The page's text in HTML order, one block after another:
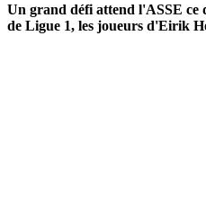
Un grand défi attend l'ASSE ce
de Ligue 1, les joueurs d'Eirik